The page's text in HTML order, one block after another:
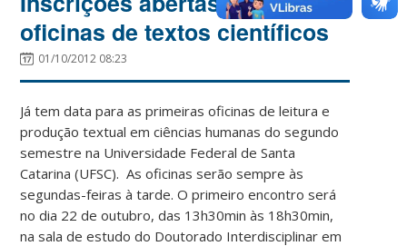
oficinas de textos científicos
01/10/2012 08:23
Já tem data para as primeiras oficinas de leitura e
produção textual em ciências humanas do segundo
semestre na Universidade Federal de Santa
Catarina (UFSC). As oficinas serão sempre às
segundas-feiras à tarde. O primeiro encontro será
no dia 22 de outubro, das 13h30min às 18h30min,
na sala de estudo do Doutorado Interdisciplinar em